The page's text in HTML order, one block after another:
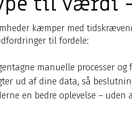
kæmper med
til fordele:
manuelle processer
ud af dine data, så
en bedre oplevelse – uden